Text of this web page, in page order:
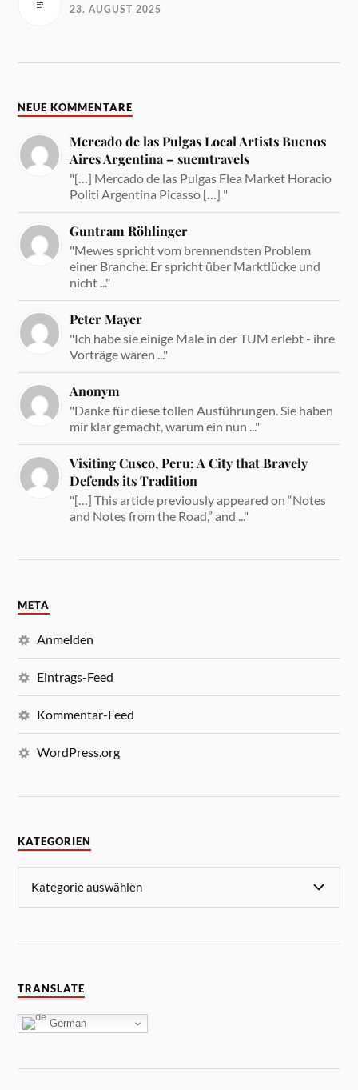
23. AUGUST 2025
NEUE KOMMENTARE
Mercado de las Pulgas Local Artists Buenos
Aires Argentina – suemtravels
"[…] Mercado de las Pulgas Flea Market Horacio
Politi Argentina Picasso […] "
Guntram Röhlinger
"Mewes spricht vom brennendsten Problem
einer Branche. Er spricht über Marktlücke und
nicht ..."
Peter Mayer
"Ich habe sie einige Male in der TUM erlebt - ihre
Vorträge waren ..."
Anonym
"Danke für diese tollen Ausführungen. Sie haben
mir klar gemacht, warum ein nun ..."
Visiting Cusco, Peru: A City that Bravely
Defends its Tradition
"[…] This article previously appeared on “Notes
and Notes from the Road,” and ..."
META
Anmelden
Eintrags-Feed
Kommentar-Feed
WordPress.org
KATEGORIEN
TRANSLATE
German